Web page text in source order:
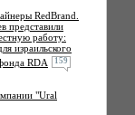
RedBrand.
представили
работу:
израильского
RDA
159
"Ural